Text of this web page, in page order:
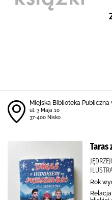
Miejska Biblioteka Publiczna
ul. 3 Maja 10
37-400 Nisko
Taras
Rok